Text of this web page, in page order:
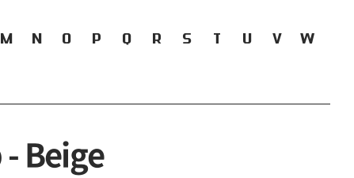
M N O P Q R S T U V
W
Beige